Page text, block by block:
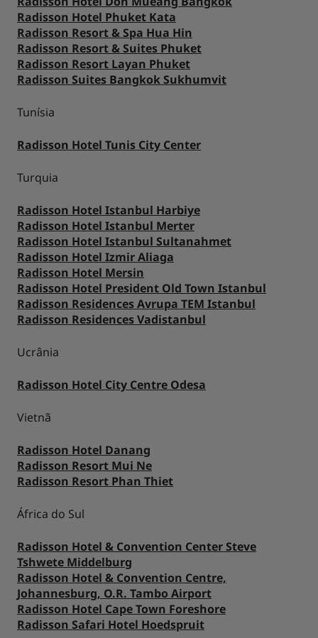
Radisson Hotel Phuket Kata
Radisson Resort & Spa Hua Hin
Radisson Resort & Suites Phuket
Radisson Resort Layan Phuket
Radisson Suites Bangkok Sukhumvit
Tunísia
Radisson Hotel Tunis City Center
Turquia
Radisson Hotel Istanbul Harbiye
Radisson Hotel Istanbul Merter
Radisson Hotel Istanbul Sultanahmet
Radisson Hotel Izmir Aliaga
Radisson Hotel Mersin
Radisson Hotel President Old Town Istanbul
Radisson Residences Avrupa TEM Istanbul
Radisson Residences Vadistanbul
Ucrânia
Radisson Hotel City Centre Odesa
Vietnã
Radisson Hotel Danang
Radisson Resort Mui Ne
Radisson Resort Phan Thiet
África do Sul
Radisson Hotel & Convention Center Steve
Tshwete Middelburg
Radisson Hotel & Convention Centre,
Johannesburg, O.R. Tambo Airport
Radisson Hotel Cape Town Foreshore
Radisson Safari Hotel Hoedspruit